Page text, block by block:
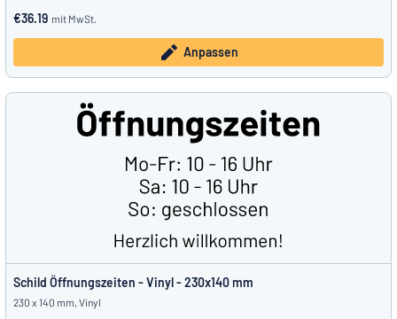
€36.19 mit MwSt.
Anpassen
Schild Öffnungszeiten - Vinyl - 230x140 mm
230 x 140 mm, Vinyl